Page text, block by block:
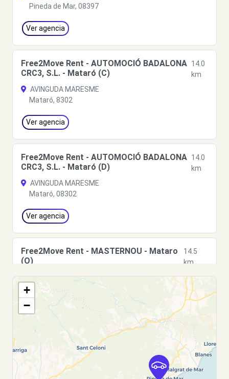
Pineda de Mar, 08397
Ver agencia
Free2Move Rent - AUTOMOCIÓ BADALONA
CRC3, S.L. - Mataró (C)
14.0
km
AVINGUDA MARESME
Mataró, 8302
Ver agencia
Free2Move Rent - AUTOMOCIÓ BADALONA
CRC3, S.L. - Mataró (D)
14.0
km
AVINGUDA MARESME
Mataró, 08302
Ver agencia
Free2Move Rent - MASTERNOU - Mataro
(O)
14.5
km
Calle Juan de la Cierva 4
Mataro, 08302
Ver agencia
+
−